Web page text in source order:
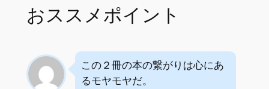
おススメポイント
この２冊の本の繋がりは心にあ
るモヤモヤだ。